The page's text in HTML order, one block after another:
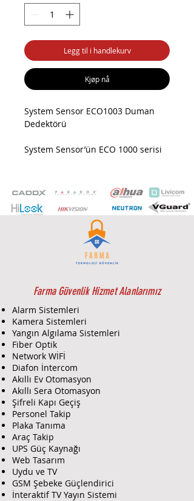
Legg til i handlekurv
Kjøp nå
System Sensor ECO1003 Duman
Dedektörü
System Sensor’ün ECO 1000 serisi
çabuk ve doğru yangın algılamaları
sağlamak için uygulamaya özel
tümleşik devre ile kombine edilmiş
son teknoloji ürünü optik çember
kullanılır. Lazer bazlı elle
taşınabilen Uzaktan Test Ünitesi,
alarm test kararları için ECO1000
kullanılabilir.
Farma Güvenlik Hizmet Alanlarımız
Alarm Sistemleri
Kamera Sistemleri
Yangın Algılama Sistemleri
Fiber Optik
Network WİFİ
Diafon İntercom
Akıllı Ev Otomasyon
Akıllı Sera Otomasyon
Şifreli Kapı Geçiş
Personel Takip
Plaka Tanıma
Araç Takip
UPS Güç Kaynağı
Web Tasarım
Uydu ve TV
GSM Şebeke Güçlendirici
İnteraktif TV Yayın Sistemi